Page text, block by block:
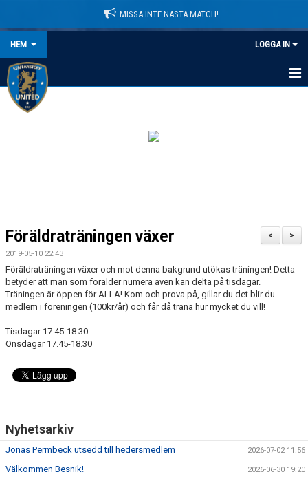
MISSA INTE NÄSTA MATCH!
HEM LOGGA IN
HEM
DOMARINFORMATION
MEDLEMSAVGIFTER
DOKUMENT
KLÄDPROFIL
LEDARINFORMATION
STYRELSE/SEKTIONER
KONTAKT/KANSLI
PARTNERS
>
<
Föräldraträningen växer
2019-05-10 22:43
Föräldraträningen växer och mot denna bakgrund utökas träningen! Detta
betyder att man som förälder numera även kan delta på tisdagar.
Träningen är öppen för ALLA! Kom och prova på, gillar du det blir du
medlem i föreningen (100kr/år) och får då träna hur mycket du vill!
Tisdagar 17.45-18.30
Onsdagar 17.45-18.30
Nyhetsarkiv
Jonas Permbeck utsedd till hedersmedlem 2026-07-02 11:56
Välkommen Besnik! 2026-06-30 19:20